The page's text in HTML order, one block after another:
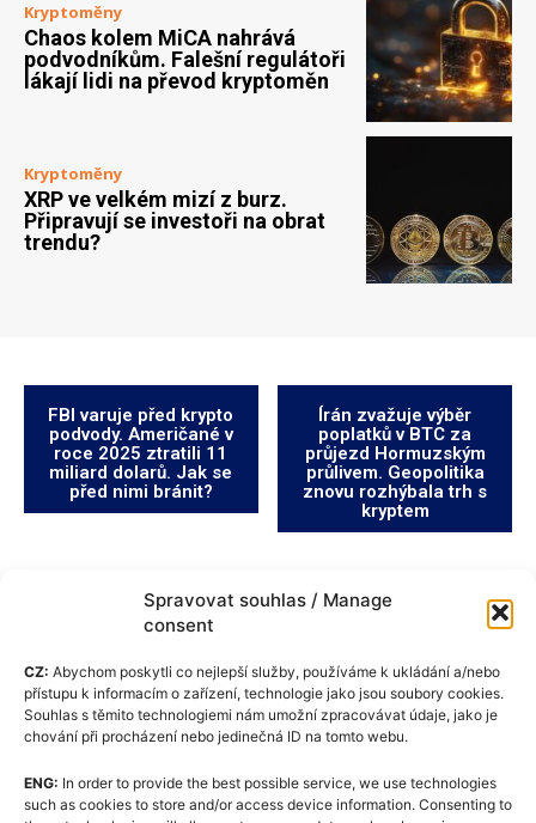
Spravovat souhlas / Manage
consent
CZ: Abychom poskytli co nejlepší služby, používáme k ukládání a/nebo
přístupu k informacím o zařízení, technologie jako jsou soubory cookies.
Souhlas s těmito technologiemi nám umožní zpracovávat údaje, jako je
chování při procházení nebo jedinečná ID na tomto webu.
ENG: In order to provide the best possible service, we use technologies
such as cookies to store and/or access device information. Consenting to
Kryptoměny
Chaos kolem MiCA nahrává
podvodníkům. Falešní regulátoři
lákají lidi na převod kryptoměn
Kryptoměny
XRP ve velkém mizí z burz.
Připravují se investoři na obrat
trendu?
FBI varuje před krypto
podvody. Američané v
roce 2025 ztratili 11
miliard dolarů. Jak se
před nimi bránit?
Írán zvažuje výběr
poplatků v BTC za
průjezd Hormuzským
průlivem. Geopolitika
znovu rozhýbala trh s
kryptem
Zásady cookies (EU)